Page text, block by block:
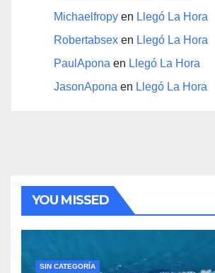
Michaelfropy en Llegó La Hora
Robertabsex en Llegó La Hora
PaulApona en Llegó La Hora
JasonApona en Llegó La Hora
YOU MISSED
SIN CATEGORÍA